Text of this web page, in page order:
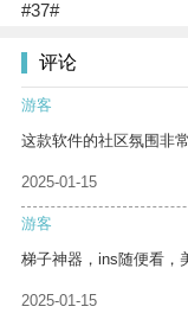
#37#
评论
游客
这款软件的社区氛围非
2025-01-15
游客
梯子神器，ins随便看，
2025-01-15